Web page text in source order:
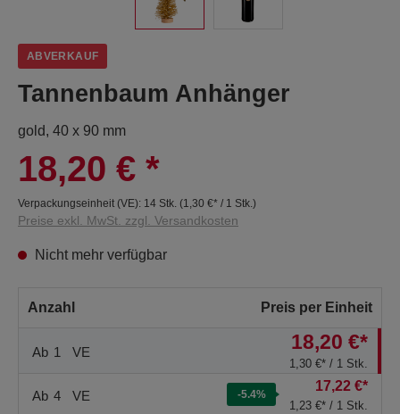
ABVERKAUF
Tannenbaum Anhänger
gold, 40 x 90 mm
18,20 € *
Verpackungseinheit (VE): 14 Stk. (1,30 €* / 1 Stk.)
Preise exkl. MwSt. zzgl. Versandkosten
Nicht mehr verfügbar
Anzahl Preis per Einheit
Ab 1 VE 18,20 €*
1,30 €* / 1 Stk.
Ab 4 VE -5.4%
17,22 €*
1,23 €* / 1 Stk.